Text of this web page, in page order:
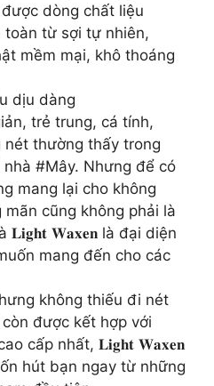
dòng chất liệu
toàn từ sợi tự nhiên,
mềm mại, khô thoáng
dịu dàng
trẻ trung, cá tính,
nét thường thấy trong
#Mây. Nhưng để có
mang lại cho không
cũng không phải là
𝐋𝐢𝐠𝐡𝐭 𝐖𝐚𝐱𝐞𝐧 là đại diện
mang đến cho các
không thiếu đi nét
được kết hợp với
cấp nhất, 𝐋𝐢𝐠𝐡𝐭 𝐖𝐚𝐱𝐞𝐧
hút bạn ngay từ những